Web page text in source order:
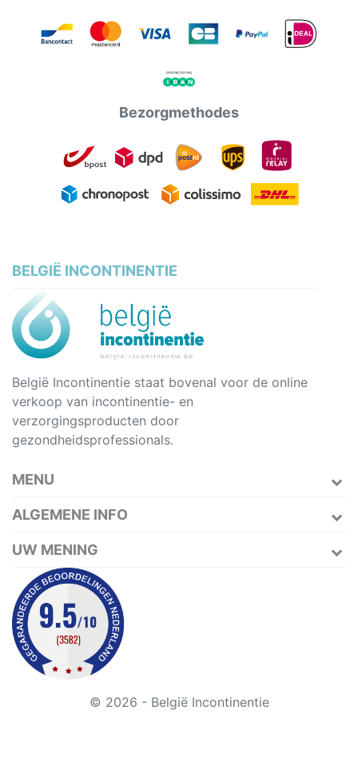
Bezorgmethodes
BELGIË INCONTINENTIE
België Incontinentie staat bovenal voor de online
verkoop van incontinentie- en
verzorgingsproducten door
gezondheidsprofessionals.
MENU
ALGEMENE INFO
UW MENING
© 2026 - België Incontinentie